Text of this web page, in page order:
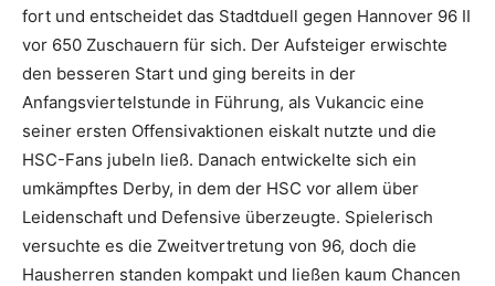
fort und entscheidet das Stadtduell gegen Hannover 96 II
vor 650 Zuschauern für sich. Der Aufsteiger erwischte
den besseren Start und ging bereits in der
Anfangsviertelstunde in Führung, als Vukancic eine
seiner ersten Offensivaktionen eiskalt nutzte und die
HSC-Fans jubeln ließ. Danach entwickelte sich ein
umkämpftes Derby, in dem der HSC vor allem über
Leidenschaft und Defensive überzeugte. Spielerisch
versuchte es die Zweitvertretung von 96, doch die
Hausherren standen kompakt und ließen kaum Chancen